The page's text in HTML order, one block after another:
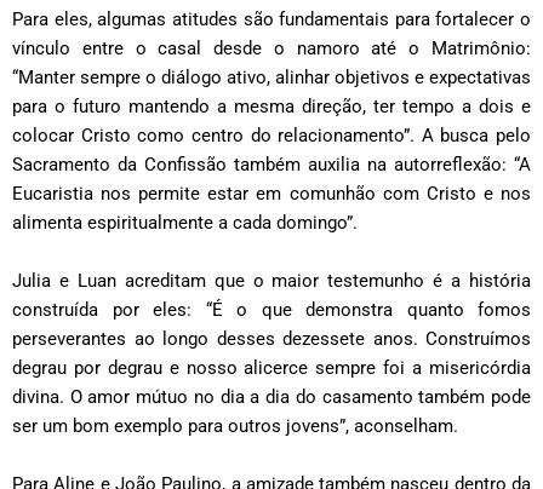
Para eles, algumas atitudes são fundamentais para fortalecer o
vínculo entre o casal desde o namoro até o Matrimônio:
“Manter sempre o diálogo ativo, alinhar objetivos e expectativas
para o futuro mantendo a mesma direção, ter tempo a dois e
colocar Cristo como centro do relacionamento”. A busca pelo
Sacramento da Confissão também auxilia na autorreflexão: “A
Eucaristia nos permite estar em comunhão com Cristo e nos
alimenta espiritualmente a cada domingo”.
Julia e Luan acreditam que o maior testemunho é a história
construída por eles: “É o que demonstra quanto fomos
perseverantes ao longo desses dezessete anos. Construímos
degrau por degrau e nosso alicerce sempre foi a misericórdia
divina. O amor mútuo no dia a dia do casamento também pode
ser um bom exemplo para outros jovens”, aconselham.
Para Aline e João Paulino, a amizade também nasceu dentro da